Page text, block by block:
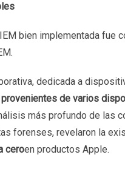
bien implementada fue
dedicada a
de varios
más profundo de las
forenses, revelaron la
ceroen productos Apple.